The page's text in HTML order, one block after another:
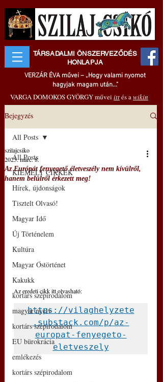
TÁRSADALMI ÖNSZERVEZŐDÉS
HONLAPJA
VERZÁR ÉVA művei – „Hogy valami nyomot
hagyjak magam után..."
VARGA DOMOKOS GYÖRGY művei ittés awikin
Bejegyzés
All Posts
KIEMELT CIKKEK
Hírek, újdonságok
Tisztelt Olvasó!
Magyar Idő
Új Történelem
Kultúra
Magyar Őstörténet
Kakukk
kortárs szépirodalom
magyar nyelv
kortárs szépirodalom
EU bürokrácia
emlékezés
kortárs szépirodalom
All Posts
Az Európát fenyegető életveszély nem kívülről,
hanem belülről érkezett meg!
szilajcsiko
2025. márc. 8.
Az eredeti cikk itt olvasható:
https://vilaghelyzete
.substack.com/p/az-
europat-fenyegeto-
eletveszely